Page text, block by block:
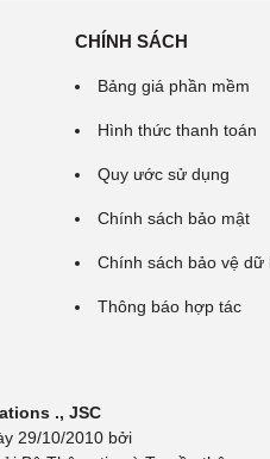
CHÍNH SÁCH
Bảng giá phần mềm
Hình thức thanh toán
Quy ước sử dụng
Chính sách bảo mật
Chính sách bảo vệ dữ
Thông báo hợp tác
., JSC
29/10/2010 bởi